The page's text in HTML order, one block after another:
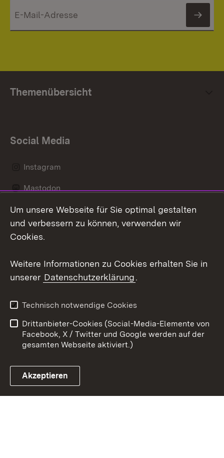
Themenübersicht
Social Media
Instagram
Mastodon
Messenger
Link zum Landesportal
Kontakt
Impressum
Cookies
Um unsere Webseite für Sie optimal gestalten
und verbessern zu können, verwenden wir
Cookies.
Weitere Informationen zu Cookies erhalten Sie in
unserer Datenschutzerklärung.
Technisch notwendige Cookies
Drittanbieter-Cookies (Social-Media-Elemente von
Facebook, X / Twitter und Google werden auf der
gesamten Webseite aktiviert.)
Akzeptieren